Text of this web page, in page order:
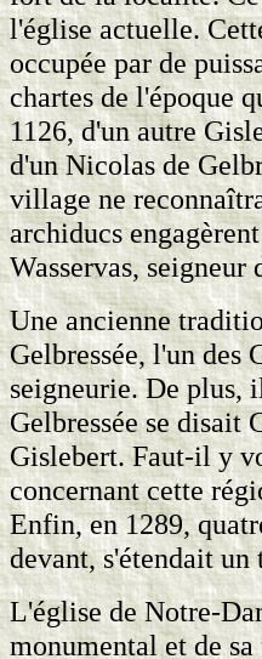
l'église actuelle.
occupée par de
chartes de l'époque
1126, d'un autre
d'un Nicolas de
village ne
archiducs
Wasservas,
Une ancienne
Gelbressée, l'un des
seigneurie. De plus,
Gelbressée se disait
Gislebert. Faut-il y
concernant cette
Enfin, en 1289,
devant, s'étendait
L'église de Notre-
monumental et de